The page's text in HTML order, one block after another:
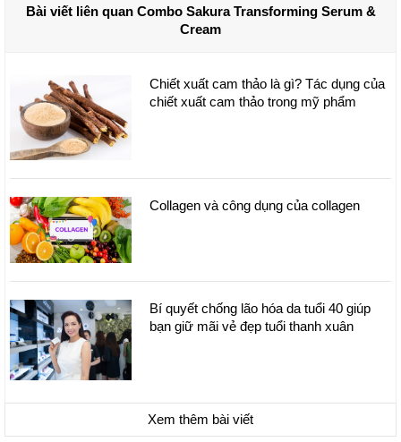
Dược Mỹ Phẩm Sakura Beauty đến từ Nhật Bản đã cho ra
bộ sản phẩm giảm nám cao cấp
Mỹ phẩm giảm nám dạng Cream và Serum là gì
Hiện nay, trên thị trường có rất nhiều loại kem dưỡng cải
thiện tình trạng sạm nám, tàn nhang ở da như: kem dưỡng
dạng gel, kem dưỡng dạng lotion, kem dưỡng dạng
emulsion, kem dưỡng dạng ointment và kem dưỡng dạng
cream.
Kem dưỡng dạng giảm sạm nám dạng Cream (kem) với
thành phần chính là nước và các dầu không hòa tan cùng các
tinh chất dưỡng da khác. Kem dưỡng dạng kem khá phổ biến
trong giới làm đẹp, với khả dưỡng ẩm cao.
Dạng kem dưỡng giảm sạm nám cũng khá phổ biến trong
giới làm đẹp với nhiều thành phần dưỡng chất có trong sản
phẩm là kem dưỡng serum. Serum là một dạng tinh chất,
Serum không thể thiếu trong các bước làm đẹp bởi khả năng
chăm sóc chuyên sâu và hiệu quả nhanh chóng cho làn da.
Bài viết liên quan Combo Sakura Transforming Serum &
Cream
Chiết xuất cam thảo là gì? Tác dụng của
chiết xuất cam thảo trong mỹ phẩm
Collagen và công dụng của collagen
Bí quyết chống lão hóa da tuổi 40 giúp
bạn giữ mãi vẻ đẹp tuổi thanh xuân
Xem thêm bài viết